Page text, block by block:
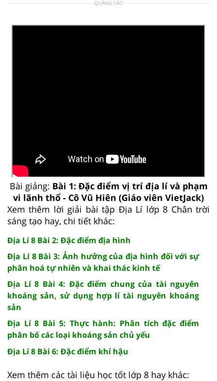
QUẢNG CÁO
Bài giảng: Bài 1: Đặc điểm vị trí địa lí và phạm
vi lãnh thổ - Cô Vũ Hiên (Giáo viên VietJack)
Xem thêm lời giải bài tập Địa Lí lớp 8 Chân trời
sáng tạo hay, chi tiết khác:
Địa Lí 8 Bài 2: Đặc điểm địa hình
Địa Lí 8 Bài 3: Ảnh hưởng của địa hình đối với sự
phân hoá tự nhiên và khai thác kinh tế
Địa Lí 8 Bài 4: Đặc điểm chung của tài nguyên
khoáng sản, sử dụng hợp lí tài nguyên khoáng
sản
Địa Lí 8 Bài 5: Thực hành: Phân tích đặc điểm
phân bố các loại khoáng sản chủ yếu
Địa Lí 8 Bài 6: Đặc điểm khí hậu
Xem thêm các tài liệu học tốt lớp 8 hay khác: